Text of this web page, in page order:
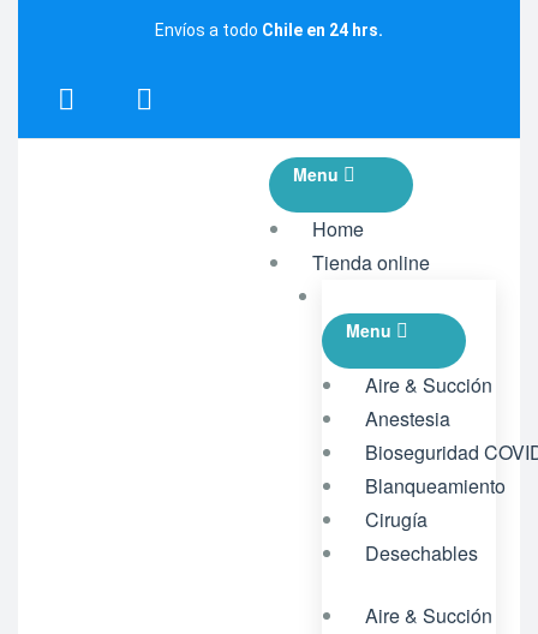
Envíos a todo Chile en 24 hrs.
Menu
Home
Tienda online
Menu
Aire & Succión
Anestesia
Bioseguridad
Blanqueamiento
Cirugía
Desechables
Aire & Succión